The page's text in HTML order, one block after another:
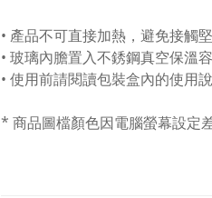
• 產品不可直接加熱，避免接觸
• 玻璃內膽置入不銹鋼真空保溫
• 使用前請閱讀包裝盒內的使用
* 商品圖檔顏色因電腦螢幕設定